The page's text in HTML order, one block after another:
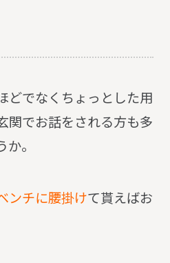
どでなくちょっとした用
関でお話をされる方も多
。
ンチに腰掛けて貰えばお